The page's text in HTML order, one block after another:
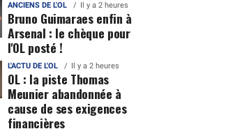
ANCIENS DE L'OL Il y a 2 heures
Bruno Guimaraes enfin à
Arsenal : le chèque pour
l'OL posté !
L'ACTU DE L'OL Il y a 2 heures
OL : la piste Thomas
Meunier abandonnée à
cause de ses exigences
financières